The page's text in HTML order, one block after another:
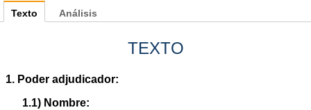
Texto
TEXTO
1. Poder adjudicador:
1.1) Nombre:
Análisis